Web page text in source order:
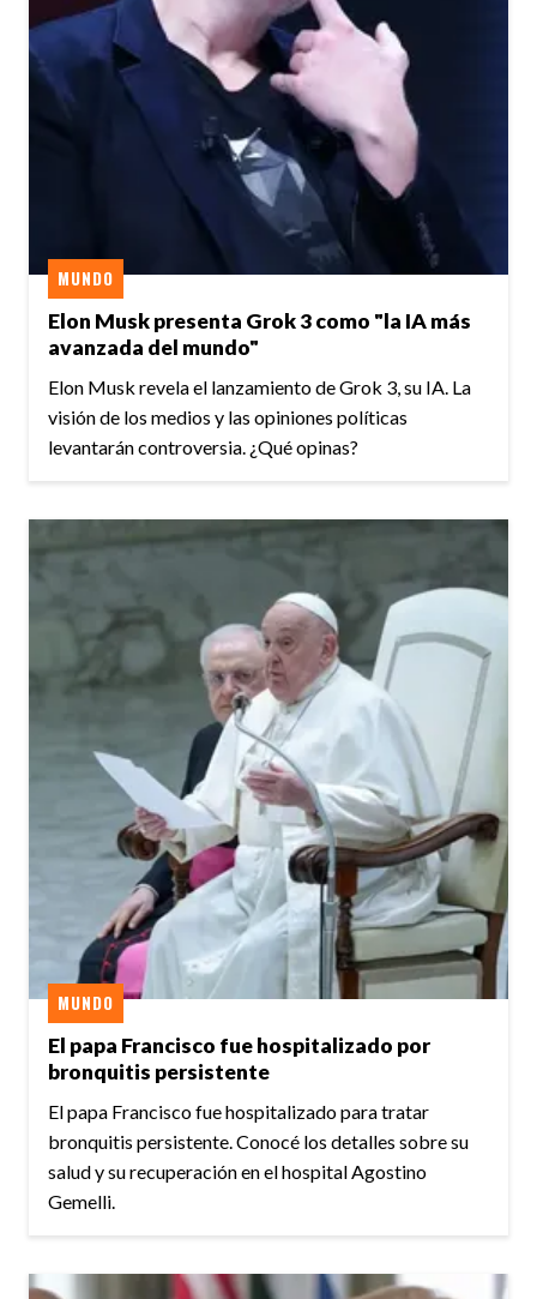
Elon Musk presenta Grok 3 como "la IA más
avanzada del mundo"
MUNDO
Elon Musk revela el lanzamiento de Grok 3, su IA. La
visión de los medios y las opiniones políticas
levantarán controversia. ¿Qué opinas?
El papa Francisco fue hospitalizado por
bronquitis persistente
MUNDO
El papa Francisco fue hospitalizado para tratar
bronquitis persistente. Conocé los detalles sobre su
salud y su recuperación en el hospital Agostino
Gemelli.